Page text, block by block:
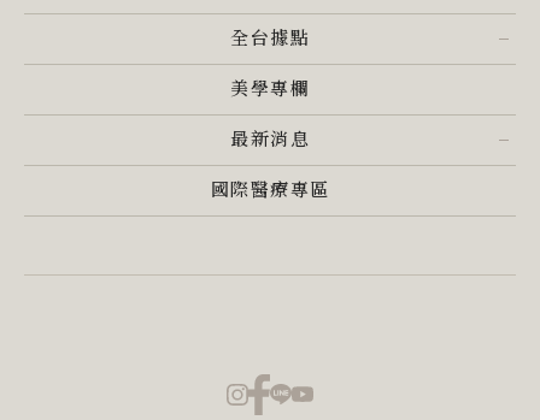
全台據點
美學專欄
最新消息
國際醫療專區